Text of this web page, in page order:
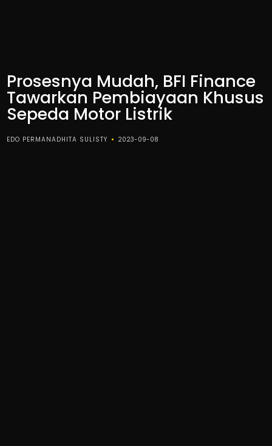
Prosesnya Mudah, BFI Finance
Tawarkan Pembiayaan Khusus
Sepeda Motor Listrik
EDO PERMANADHITA SULISTY 2023-09-08